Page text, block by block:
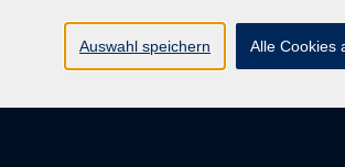
info@vhs-regensburger-land.de
Tel: 09401 52550
Auswahl speichern Alle Cookies